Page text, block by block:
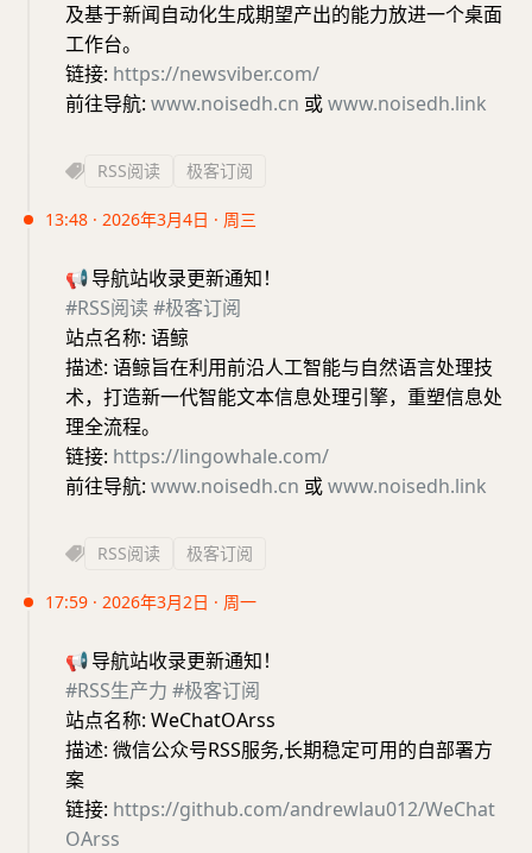
及基于新闻自动化生成期望产出的能力放进一个桌面
工作台。
链接: https://newsviber.com/
前往导航: www.noisedh.cn 或www.noisedh.link
RSS阅读 极客订阅
13:48 · 2026年3月4日 · 周三
📢导航站收录更新通知！
#RSS阅读 #极客订阅
站点名称: 语鲸
描述: 语鲸旨在利用前沿人工智能与自然语言处理技
术，打造新一代智能文本信息处理引擎，重塑信息处
理全流程。
链接: https://lingowhale.com/
前往导航: www.noisedh.cn 或www.noisedh.link
RSS阅读 极客订阅
17:59 · 2026年3月2日 · 周一
📢导航站收录更新通知！
#RSS生产力 #极客订阅
站点名称: WeChatOArss
描述: 微信公众号RSS服务,长期稳定可用的自部署方
案
链接: https://github.com/andrewlau012/WeChat
OArss